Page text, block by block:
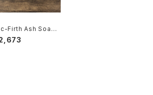
Firth Ash Soan
Drum Stic
SSOA